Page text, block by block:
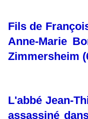
Fils de
Anne-Marie
Zimmersheim
L'abbé Jean-
assassiné